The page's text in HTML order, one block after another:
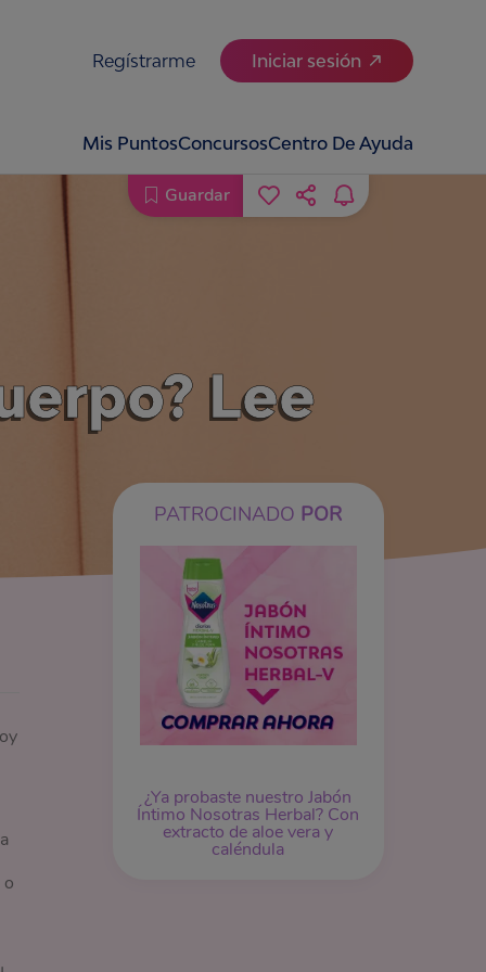
Regístrarme Iniciar sesión
Mis PuntosConcursosCentro De Ayuda
Lee
PATROCINADO POR
¿Ya probaste nuestroJabón
Íntimo Nosotras Herbal? Con
extracto de aloe vera y
caléndula
Guardar